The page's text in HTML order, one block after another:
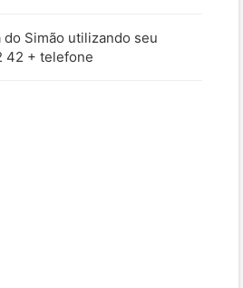
do Simão utilizando seu
42 + telefone